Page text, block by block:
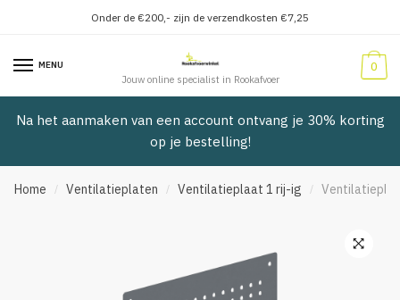
navigatie
inhoud
Onder de €200,- zijn de verzendkosten €7,25
MENU
Jouw online specialist in Rookafvoer
0
Na het aanmaken van een account ontvang je 30% korting
op je bestelling!
Home / Ventilatieplaten / Ventilatieplaat 1 rij-ig /